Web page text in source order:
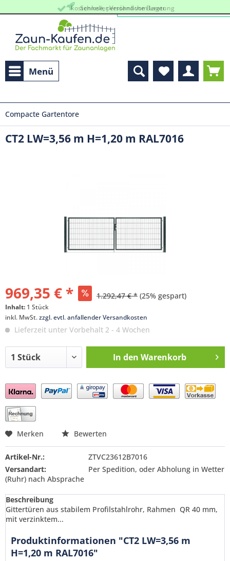
Schneller Versand vom Lager
kostenlose, persöhnliche Beratung
Menü
Compacte Gartentore
CT2 LW=3,56 m H=1,20 m RAL7016
969,35 € * 1.292,47 € * (25% gespart)
Inhalt: 1 Stück
inkl. MwSt.zzgl. evtl. anfallender Versandkosten
Lieferzeit unter Vorbehalt 2 - 4 Wochen
In den Warenkorb
Preis anfragen
Merken Bewerten
Artikel-Nr.:
ZTVC23612B7016
Versandart:
Per Spedition, oder Abholung in Wetter
(Ruhr) nach Absprache
Beschreibung
Gittertüren aus stabilem Profilstahlrohr, Rahmen QR 40 mm,
mit verzinktem...
Produktinformationen "CT2 LW=3,56 m
H=1,20 m RAL7016"